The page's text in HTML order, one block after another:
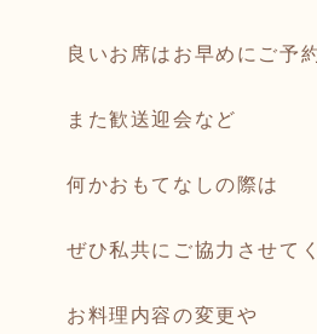
良いお席はお早めにご予
また歓送迎会など
何かおもてなしの際は
ぜひ私共にご協力させて
お料理内容の変更や